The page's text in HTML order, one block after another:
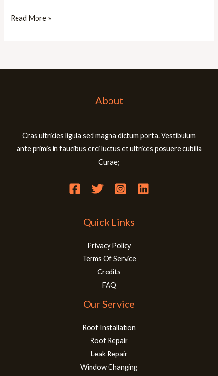
Read More »
About
Cras ultricies ligula sed magna dictum porta. Vestibulum
ante primis in faucibus orci luctus et ultrices posuere cubilia
Curae;
Quick Links
Privacy Policy
Terms Of Service
Credits
FAQ
Our Service
Roof Installation
Roof Repair
Leak Repair
Window Changing